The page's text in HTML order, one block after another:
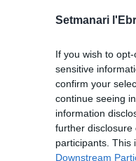
Setmanari
If you wish to
sensitive
confirm your
continue seeing
information
further disclosure
participants. This
Downstream
–és a dir, dels
transició energètica. A
les sol·licituds de les